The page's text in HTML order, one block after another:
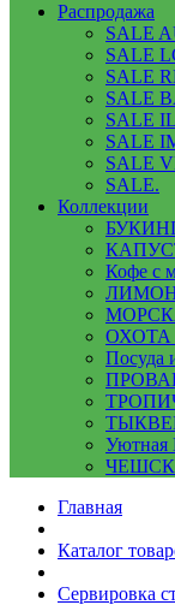
Распродажа
SALE
SALE
SALE
SALE
SALE
SALE
SALE
SALE.
Коллекции
Кофе с
ОХОТА
Посуда
Главная
Каталог
Сервировка